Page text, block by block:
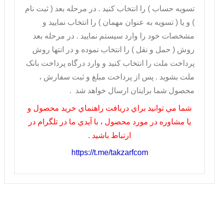
تسويه حساب ) را انتخاب کنيد . در مرحله بعد ( ثبت نام
) و يا ( تسويه به عنوان مهمان ) را انتخاب نماييد و
مشخصات خود را وارد سيستم نماييد . در مرحله بعد
روش ( حمل و نقل ) را انتخاب نموده و در انتها روش
پرداخت ملت را انتخاب کنيد و وارد درگاه پرداخت بانک
ملت بشويد . پس از پرداخت مبلغ و ثبت سفارش ،
محصول شما برايتان ارسال خواهد شد .
شما مي توانيد براي دريافت راهنماي خريد محصول و
يا مشاوره در مورد محصول ، با آيدي ما در تلگرام در
ارتباط باشيد .
https://t.me/takzarfcom